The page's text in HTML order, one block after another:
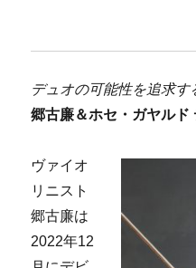
デュオの可能性を追求す
郷古廉＆ホセ・ガヤルド
ヴァイオ
リニスト
郷古廉は
2022年12